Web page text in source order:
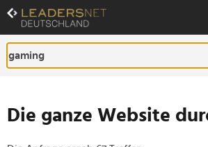
Zum
Inhalt
Zur
Fußzeilen-
Navigation
Die ganze Website